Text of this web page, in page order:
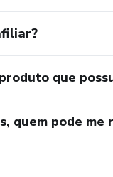
que
quem pode me